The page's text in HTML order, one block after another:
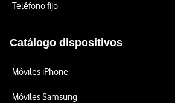
Teléfono fijo
Catálogo dispositivos
Móviles iPhone
Móviles Samsung